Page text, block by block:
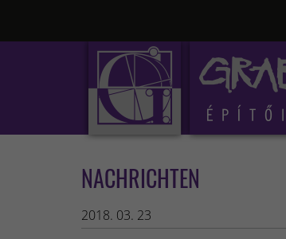
NACHRICHTEN
2018. 03. 23